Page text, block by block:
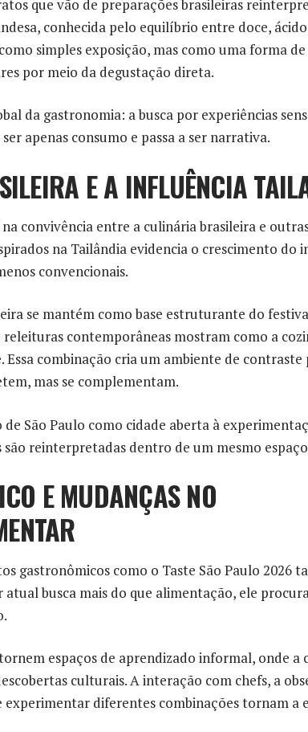
que vão de preparações brasileiras
conhecida pelo equilíbrio entre doce,
simples exposição, mas como uma forma
por meio da degustação direta.
da gastronomia: a busca por experiências
apenas consumo e passa a ser narrativa.
E A INFLUÊNCIA
convivência entre a culinária brasileira e
na Tailândia evidencia o crescimento do
convencionais.
se mantém como base estruturante do
contemporâneas mostram como a
Essa combinação cria um ambiente de
mas se complementam.
São Paulo como cidade aberta à
reinterpretadas dentro de um mesmo
E MUDANÇAS NO
gastronômicos como o Taste São Paulo 2026
busca mais do que alimentação, ele
espaços de aprendizado informal, onde a
culturais. A interação com chefs, a
experimentar diferentes combinações tornam a